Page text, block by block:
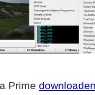
Prime